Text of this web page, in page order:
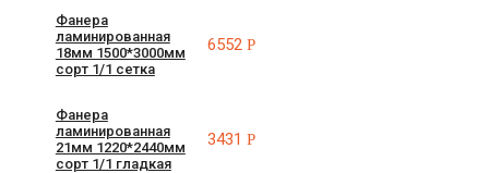
Фанера
ламинированная
18мм 1500*3000мм
сорт 1/1 сетка
6552Р
Фанера
ламинированная
21мм 1220*2440мм
сорт 1/1 гладкая
3431Р